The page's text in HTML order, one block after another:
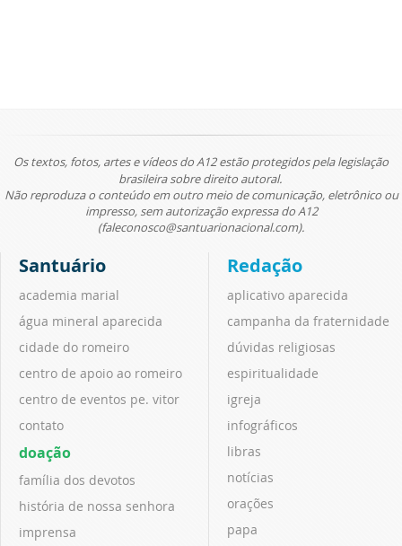
Os textos, fotos, artes e vídeos do A12 estão protegidos pela legislação
brasileira sobre direito autoral.
Não reproduza o conteúdo em outro meio de comunicação, eletrônico ou
impresso, sem autorização expressa do A12
(faleconosco@santuarionacional.com).
Santuário
academia marial
água mineral aparecida
cidade do romeiro
centro de apoio ao romeiro
centro de eventos pe. vitor
contato
doação
família dos devotos
história de nossa senhora
imprensa
Redação
aplicativo aparecida
campanha da fraternidade
dúvidas religiosas
espiritualidade
igreja
infográficos
libras
notícias
orações
papa